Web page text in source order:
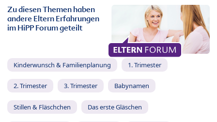
Zu diesen Themen haben
andere Eltern Erfahrungen
im HiPP Forum geteilt
Kinderwunsch & Familienplanung 1. Trimester
2. Trimester 3. Trimester Babynamen
Stillen & Fläschchen Das erste Gläschen